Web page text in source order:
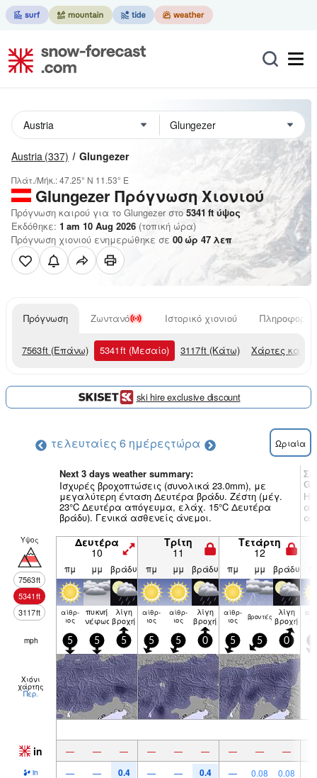
Austria (337) Glungezer
Πλάτ./Μήκ.:47.25° N 11.53° E
GlungezerΠρόγνωση Χιονιού
Πρόγνωση καιρού για το Glungezer στο 5341 ft ύψος
Εκδόθηκε: 1 am 10 Aug 2026 (τοπική ώρα)
Πρόγνωση χιονιού ενημερώθηκε σε 00ώρ 47 λεπ
Πρόγνωση Ζωντανό Ιστορικό χιονιού
7563ft (Επάνω) 5341ft (Μεσαίο) 3117ft (Κάτω) Χάρτες
ski hire exclusive discount
τελευταίες 6 ημέρεςτώρα Ωριαία
Next 3 days weather summary:
Ισχυρές βροχοπτώσεις (συνολικά 23.0mm), με
μεγαλύτερη ένταση Δευτέρα βράδυ. Ζέστη (μέγ.
23°C Δευτέρα απόγευμα, ελάχ. 15°C Δευτέρα
βράδυ). Γενικά ασθενείς άνεμοι.
Υψος
7563ft
5341ft
3117ft
Δευτέρα
10
Τρίτη
11
Τετάρτη
12
πμ μμ βράδυ πμ μμ βράδυ πμ μμ βράδυ
αίθρ­
ιος
πυκνή
νέφωση
λίγη
βροχή
αίθρ­
ιος
αίθρ­
ιος
λίγη
βροχή
αίθρ­
ιος βρον­τές λίγη
βροχή
mph 5 5 5 5 5 0 5 5 0
Χιόνι
χάρτης
Περ.
in — — — — — — — — —
in — — 0.4 — — 0.4 — 0.08 0.08